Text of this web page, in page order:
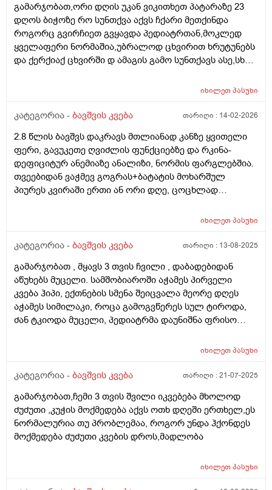
გამარჯობათ,ორი დღის უკან ვიკითხეთ პატარაზე 23
დღოს ბიჭოზე რო სუნთქვა აქვს ჩქარი მეთქინდა
როგორც გვირჩიეთ გვყავდა პედიატრთან,მოკლედ
ყველაფერი ნორმაშია,უბრალოდ ცხვირით ხრუტუნებს
და ქერქიაქ ცხვირში დ ამაგის გამო სუნთქავს ასე,სხვა
დღის 4.600 დღეს ავწონეთ,ჭამს სიმილაკ გოლდ 1.
კიდევ უნდა,ამ საღამოთი არაფრით არ დაიძინა,90
სოსკას ისე წოვს ლამის გახიოს და ასეთ დროს 120 გრ
რო მივცეთ რამე დაშავდება?როცა მივეცით 120 გრ
შეჭამა და კაი ნაქეიფარივით გატრუნული იყო და
ეძინა კარგად,რას გვირჩევთ არ აღებინებს და
პირიქით ეძებს და გადავიყვანოთ პირდაპირ 120
როგორ ჯობია?და რას იტყვით კიდევ სიმილაკი
ორი ჭამა?ახალ დაბადებულზე მიცეს კლინიკაში და
დაკრისტალებული გავიდა კუჭშიო და ვერ მოინელაო
და ახლა ისეა რო არც ბოთლებს იწუნებს ნებისმიერი
სოსკიდან ჭამს ოღონდ ვაჭამოთ,პედიატრმა კი
გვითხრა ისე რო ცოტა ბევრიაო 120 გრამიო მაგრამ
გიჟადაა ქცეული და რავქნაათ?
იხილეთპასუხი
კატეგორია - ბავშვის კვება თარიღი : 14-02-2026
2.8 წლის ბავშვს დაკრავს მთლიანად კანზე ყვითელი
ფერი, გავუკეთე ღვიძლის ფუნქციებზე და რკინა-
დეფიციტურ ანემიაზე ანალიზი, ნორმის ფარგლებშია.
თვეებიდან ვაჭმევ გოგრას+ბატატის მოხარშულ
პიურეს კვირაში ერთი ან ორი დღე, ცოცხლად
სეზონზე მანდარინსაც საკმაოდ ბევრს მიირთმევდა.
სხვა რამე ანალიზი გავუკეთო კიდევ? ბავშვი აქტიურია
იხილეთპასუხი
კატეგორია - ბავშვის კვება თარიღი : 13-08-2025
გამარჯობათ , მყავს 3 თვის ჩვილი , დაბადებიდან
აწუხებს მუცელი. სამშობიაროში აჭამეს პირველი
კვება ჰიპი, ექთნების სმენა შეიცვალა მეორე დღეს
აჭამეს სიმილაკი, როცა გამოგვწერეს სულ ტიროდა,
ძან ტკიოდა მუცელი, პედიატრმა დაუნიშნა ფრისო
კურკლებივით გადიოდა ბავშვი, დაუნიშნა პეპ აცე, პეპ
კომფორტ არ, ჰიპის კომფორტიც ვაჭამე,
გააგიჟა. გაზების წამლები უარეს უშვრება. და ბოლოს
ფრისო მულტიო მიიღო კარგად, გაზები ისევ აწუხებს
მაგრამ არ ტირის, ვაჭმევ ფრისო მულტიოს 2 თვიდან.
თხის რძეს აქებს ბევრი და როგორია??? . ორი კვირაა
ხმები და ბოლომდე არ ჭამდა, პედიატრმა დაუნიშნა
იხილეთპასუხი
კატეგორია - ბავშვის კვება თარიღი :21-07-2025
გამარჯობათ,ჩემი 3 თვის შვილი იკვებება მხოლოდ
ძუძუთი ,კუჭის მოქმედება აქვს ოთხ დღეში ერთხელ,ეს
ნორმალურია თუ პრობლემაა, როგორ უნდა ჰქონდეს
მოქმედება ძუძუთი კვების დროს,მადლობა
იხილეთპასუხი